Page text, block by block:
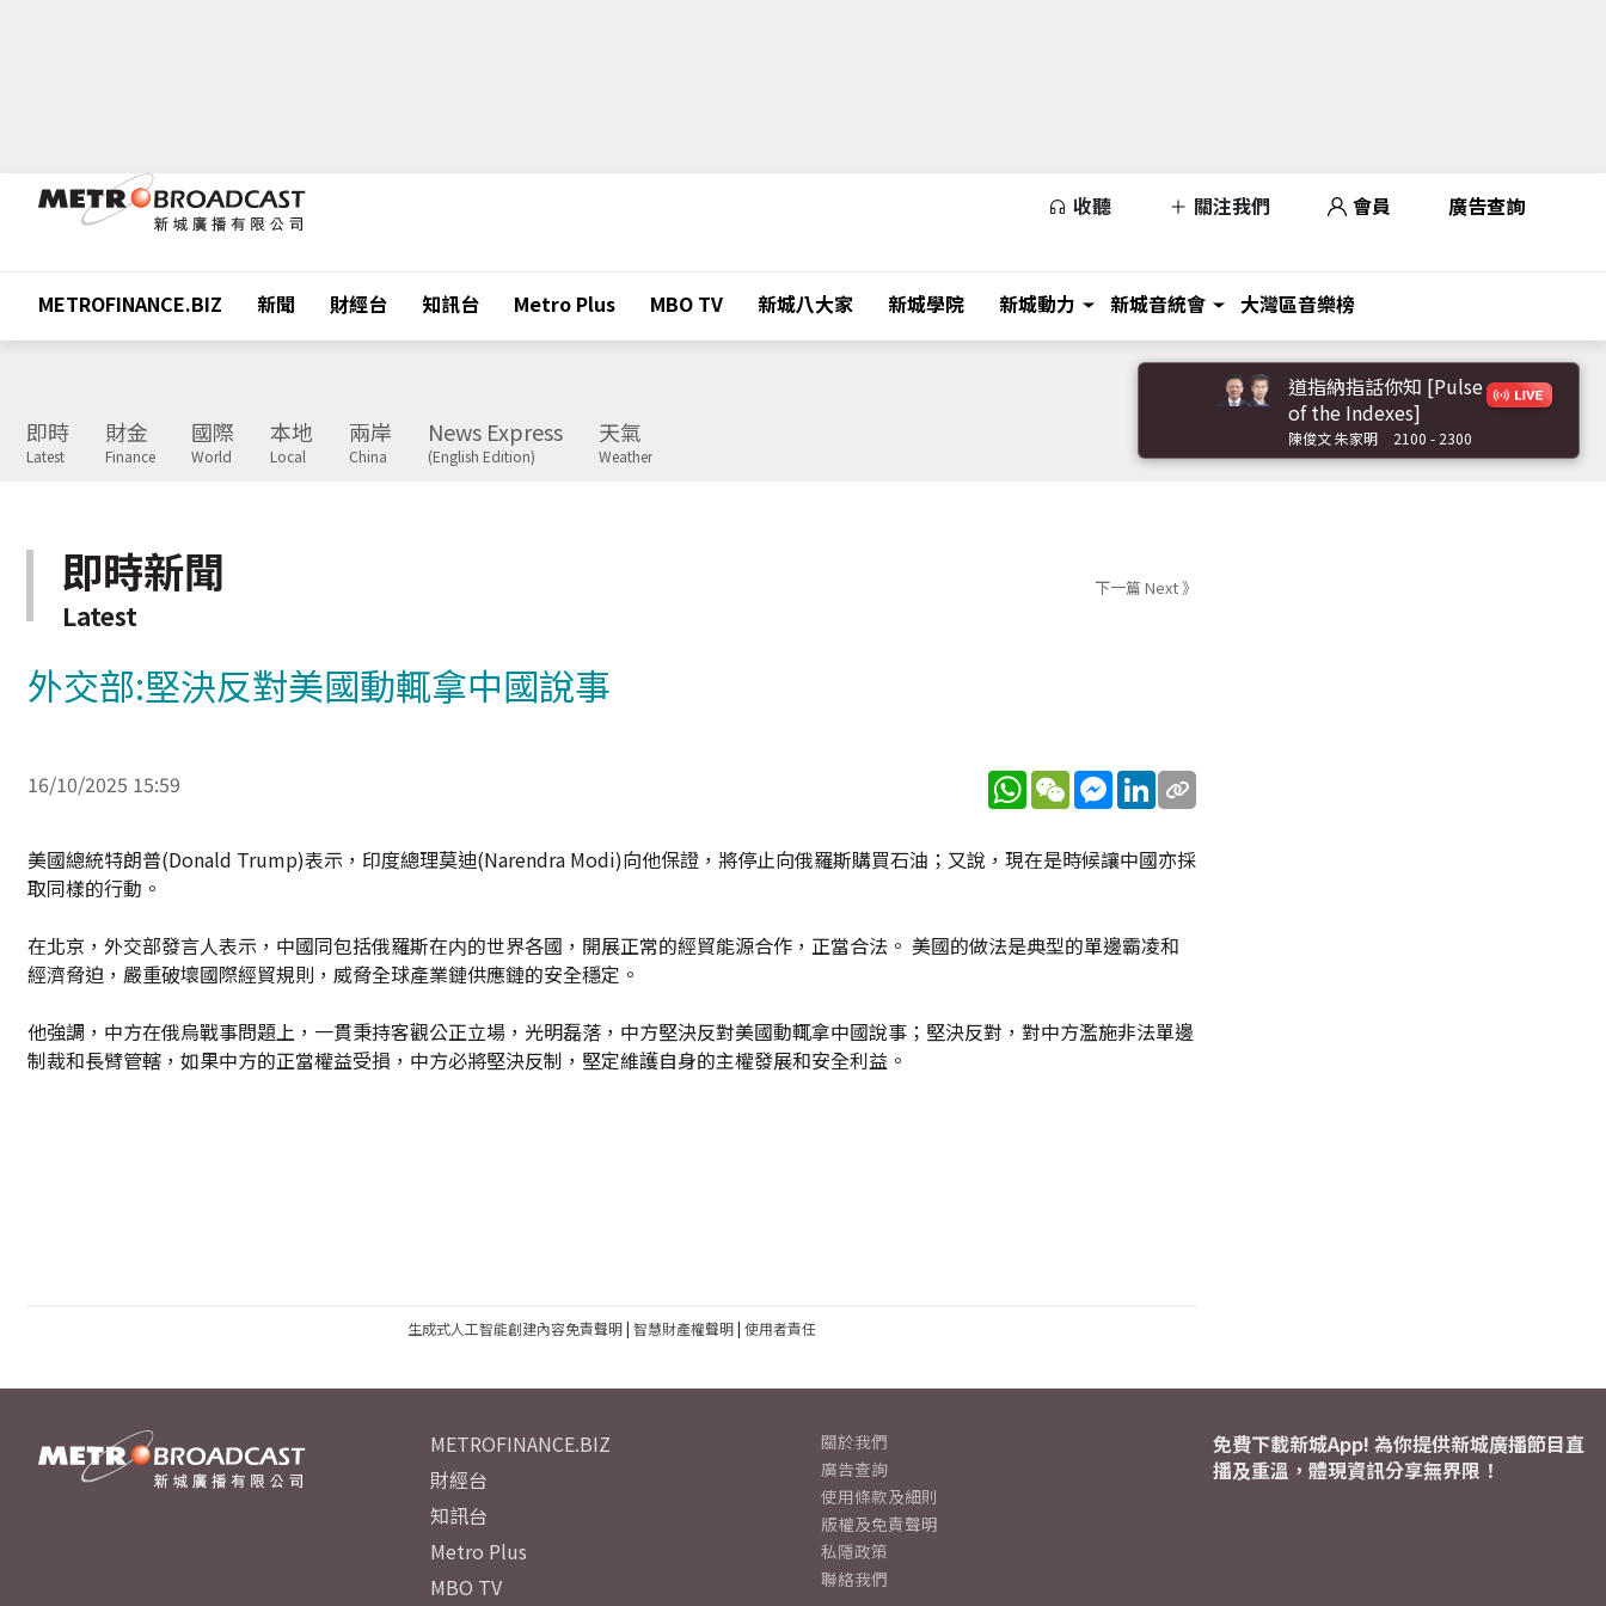
收聽 關注我們 會員 廣告查詢
METROFINANCE.BIZ 新聞 財經台 知訊台 Metro Plus MBO TV 新城八大家 新城學院 新城動力 新城音統會 大灣區音樂榜
即時
Latest
財金
Finance
國際
World
本地
Local
兩岸
China
News Express
(English Edition)
天氣
Weather
道指納指話你知 [Pulse
of the Indexes]
陳俊文 朱家明 2100 - 2300
即時新聞
Latest
下一篇 Next 》
外交部:堅決反對美國動輒拿中國說事
16/10/2025 15:59 WhatsApp
WeChatMessenger
LinkedIn
美國總統特朗普(Donald Trump)表示，印度總理莫迪(Narendra Modi)向他保證，將停止向俄羅斯購買石油；又說，現在是時候讓中國亦採
取同樣的行動。
在北京，外交部發言人表示，中國同包括俄羅斯在内的世界各國，開展正常的經貿能源合作，正當合法。 美國的做法是典型的單邊霸凌和
經濟脅迫，嚴重破壞國際經貿規則，威脅全球產業鏈供應鏈的安全穩定。
他強調，中方在俄烏戰事問題上，一貫秉持客觀公正立場，光明磊落，中方堅決反對美國動輒拿中國說事；堅決反對，對中方濫施非法單邊
制裁和長臂管轄，如果中方的正當權益受損，中方必將堅決反制，堅定維護自身的主權發展和安全利益。
生成式人工智能創建內容免責聲明| 智慧財產權聲明| 使用者責任
METROFINANCE.BIZ
財經台
知訊台
Metro Plus
MBO TV
關於我們
廣告查詢
使用條款及細則
版權及免責聲明
私隱政策
聯絡我們
免費下載新城App! 為你提供新城廣播節目直
播及重溫，體現資訊分享無界限！